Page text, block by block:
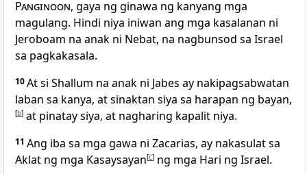
Panginoon, gaya ng ginawa ng kanyang mga
magulang. Hindi niya iniwan ang mga kasalanan ni
Jeroboam na anak ni Nebat, na nagbunsod sa Israel
sa pagkakasala.
10At si Shallum na anak ni Jabes ay nakipagsabwatan
laban sa kanya, at sinaktan siya sa harapan ng bayan,
[b] at pinatay siya, at nagharing kapalit niya.
11 Ang iba sa mga gawa ni Zacarias, ay nakasulat sa
Aklat ng mga Kasaysayan[c] ng mga Hari ng Israel.